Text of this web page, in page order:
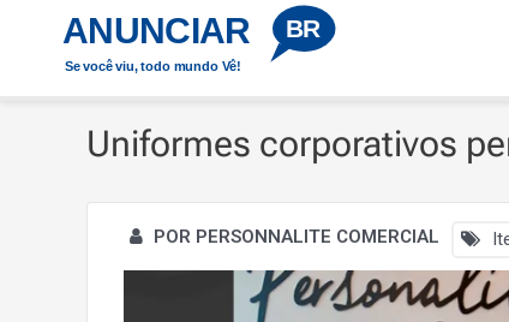
ANUNCIAR BR
Se você viu, todo mundo Vê!
Início Uniformes corporativos personalizados a
Uniformes corporativos
POR PERSONNALITE COMERCIAL